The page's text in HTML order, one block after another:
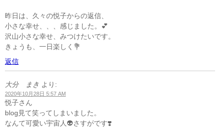
昨日は、久々の悦子からの返信、
小さな幸せ、、、感じました。💕
沢山小さな幸せ、みつけたいです。
きょうも、一日楽しく💐
返信
大分 まき より:
2020年10月28日 5:57 AM
悦子さん
blog見て笑ってしまいました。
なんて可愛い宇宙人👽さすがです❣️